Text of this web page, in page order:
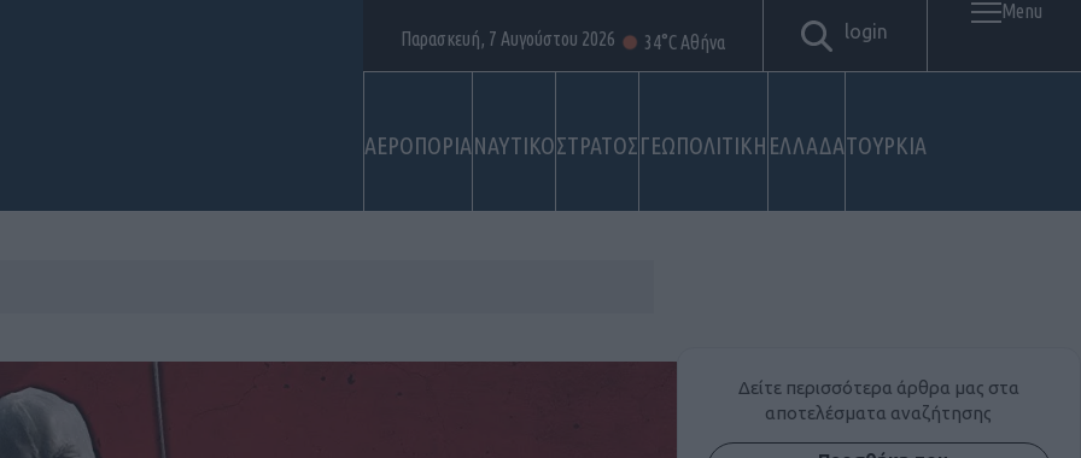
ΑΕΡΟΠΟΡΙΑΝΑΥΤΙΚΟΣΤΡΑΤΟΣΓΕΩΠΟΛΙΤΙΚΗ ΕΛΛΑΔΑΤΟΥΡΚΙΑ
Παρασκευή, 7 Αυγούστου 2026 34°C Αθήνα login
Menu
Δείτε περισσότερα άρθρα μας στα
αποτελέσματα αναζήτησης